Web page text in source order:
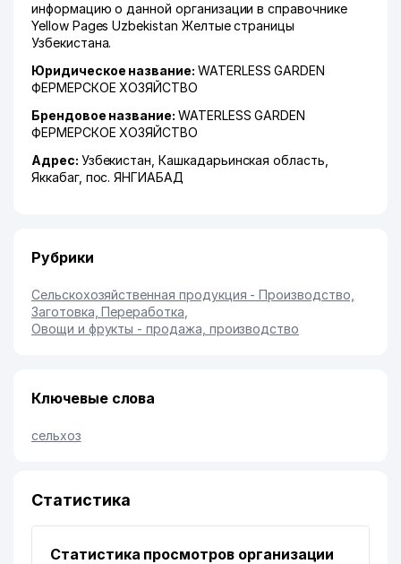
информацию о данной организации в справочнике
Yellow Pages Uzbekistan Желтые страницы
Узбекистана.
Юридическое название: WATERLESS GARDEN
ФЕРМЕРСКОЕ ХОЗЯЙСТВО
Брендовое название: WATERLESS GARDEN
ФЕРМЕРСКОЕ ХОЗЯЙСТВО
Адрес: Узбекистан,Кашкадарьинская область
Яккабаг, пос. ЯНГИАБАД
Рубрики
Сельскохозяйственная продукция - Производство,
Заготовка, Переработка
Овощи и фрукты - продажа, производство
Ключевые слова
сельхоз
Статистика
Статистика просмотров организации